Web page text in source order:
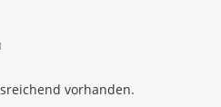
vorhanden.